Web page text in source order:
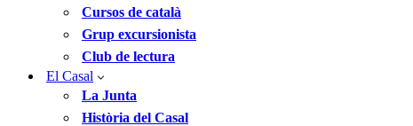
Cursos de català
Grup excursionista
Club de lectura
El Casal
La Junta
Història del Casal